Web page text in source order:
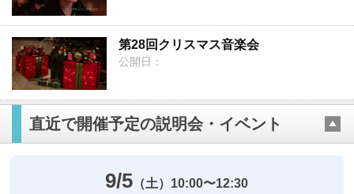
第28回クリスマス音楽会
公開日：
直近で開催予定の説明会・イベント
9/5 （土） 10:00〜12:30